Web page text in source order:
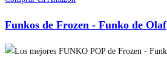
Funkos de Frozen - Funko de Olaf